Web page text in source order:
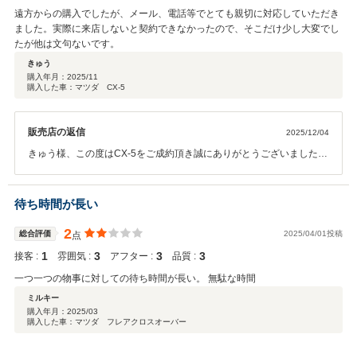
遠方からの購入でしたが、メール、電話等でとても親切に対応していただき
ました。実際に来店しないと契約できなかったので、そこだけ少し大変でし
たが他は文句ないです。
きゅう
購入年月： 2025/11
購入した車：マツダ CX-5
販売店の返信 2025/12/04
きゅう様、この度はCX-5をご成約頂き誠にありがとうございました。
客様にはご来店のご負担をお掛けしてしまい申し訳ございませんが当
店では現車確認いただく事を是としておりますので何卒ご理解頂きま
すようお願い申し上げます。納車まで少し日数を頂きますが引き続き
よろしくお願いいたします。 東海マツダ 豊川店 スタッフ一同
待ち時間が長い
総合評価 2点 2025/04/01投稿
接客 : 1 雰囲気 : 3 アフター : 3 品質 : 3
一つ一つの物事に対しての待ち時間が長い。 無駄な時間
ミルキー
購入年月： 2025/03
購入した車：マツダ フレアクロスオーバー